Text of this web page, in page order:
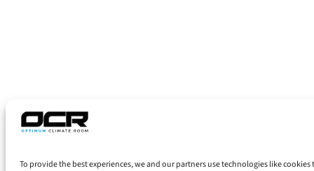
To provide the best experiences, we and our partners use technologies like